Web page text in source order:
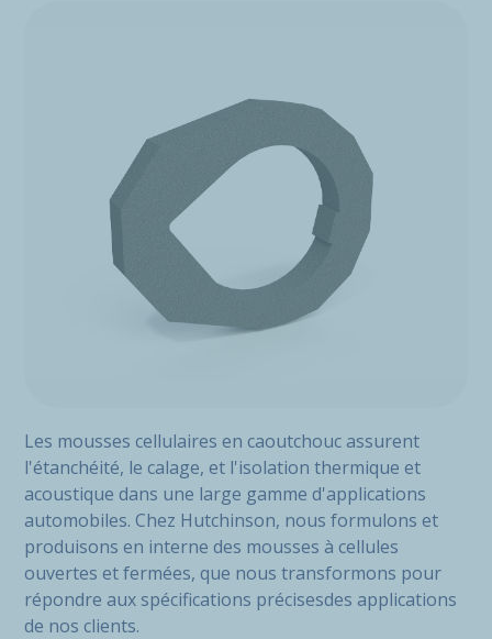
Les mousses cellulaires en caoutchouc assurent
l'étanchéité, le calage, et l'isolation thermique et
acoustique dans une large gamme d'applications
automobiles. Chez Hutchinson, nous formulons et
produisons en interne des mousses à cellules
ouvertes et fermées, que nous transformons pour
répondre aux spécifications précisesdes applications
de nos clients.